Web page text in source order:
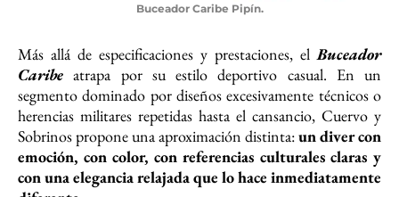
Buceador Caribe Pipín.
Más allá de especificaciones y prestaciones, elBuceador
Caribe atrapa por su estilo deportivo casual. En un
segmento dominado por diseños excesivamente técnicos o
herencias militares repetidas hasta el cansancio, Cuervo y
Sobrinos propone una aproximación distinta:un diver con
emoción, con color, con referencias culturales claras y
con una elegancia relajada que lo hace inmediatamente